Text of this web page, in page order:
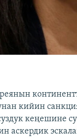
кийин
кеңешине
аскердик